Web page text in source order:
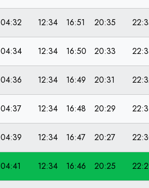
04:32 12:34 16:51 20:35
04:34 12:34 16:50 20:33
04:36 12:34 16:49 20:31
04:37 12:34 16:48 20:29
04:39 12:34 16:47 20:27
04:41 12:34 16:46 20:25